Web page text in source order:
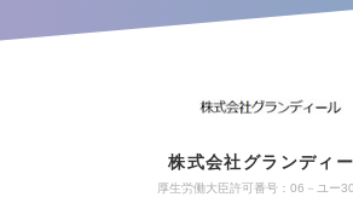
株式会社グランディ
厚生労働大臣許可番号：06－ユー